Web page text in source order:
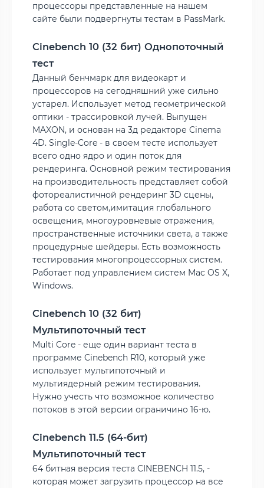
процессоры представленные на нашем
сайте были подвергнуты тестам в PassMark.
Cinebench 10 (32 бит) Однопоточный
тест
Данный бенчмарк для видеокарт и
процессоров на сегодняшний уже сильно
устарел. Использует метод геометрической
оптики - трассировкой лучей. Выпущен
MAXON, и основан на 3д редакторе Cinema
4D. Single-Core - в своем тесте использует
всего одно ядро и один поток для
рендеринга. Основной режим тестирования
на производительность представляет собой
фотореалистичной рендеринг 3D сцены,
работа со светом,имитация глобального
освещения, многоуровневые отражения,
пространственные источники света, а также
процедурные шейдеры. Есть возможность
тестирования многопроцессорных систем.
Работает под управлением систем Mac OS X,
Windows.
Cinebench 10 (32 бит)
Мультипоточный тест
Multi Core - еще один вариант теста в
программе Cinebench R10, который уже
использует мультипоточный и
мультиядерный режим тестирования.
Нужно учесть что возможное количество
потоков в этой версии ограничино 16-ю.
Cinebench 11.5 (64-бит)
Мультипоточный тест
64 битная версия теста CINEBENCH 11.5, -
которая может загрузить процессор на все